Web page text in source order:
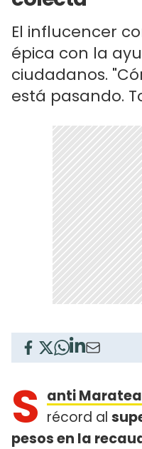
El influcencer
épica con la
ciudadanos.
está pasando.
S anti Maratea
récord al
pesos en la